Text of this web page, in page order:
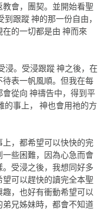
會，團契。並開始看聖
跟蹤 神的那一份自由，
的一切都是由 神而來
浸。受浸跟蹤 神之後，在
表一帆風順。但我在每
從向 神禱告中，得到平
的事上， 神也會用祂的方
，都希望可以快快的完
些困難，因為心急而會
受浸之後，我想同好多
可以趕快的讀完全本聖
，也好有衝動希望可以
兄姊妹時，都會不知道